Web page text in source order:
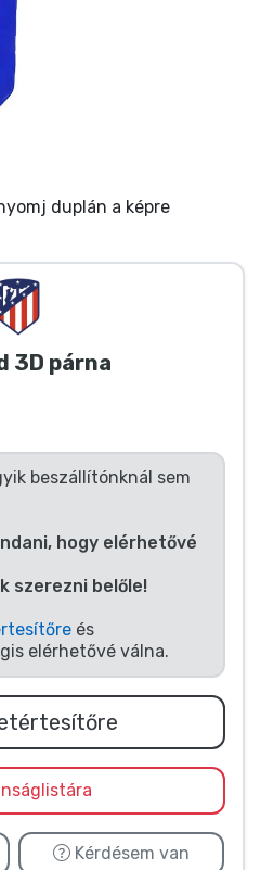
duplán a képre
3D párna
beszállítónknál sem
hogy elérhetővé
szerezni belőle!
és
elérhetővé válna.
Kérdésem van